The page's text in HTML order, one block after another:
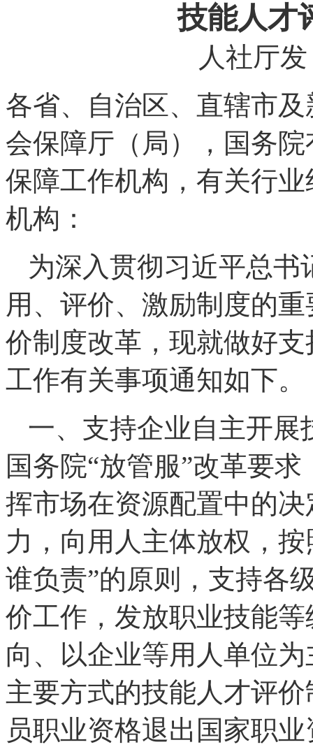
技能人才
人社厅
各省、自治区、直辖市
会保障厅（局），国务
保障工作机构，有关行
机构：
为深入贯彻习近平总
用、评价、激励制度的
价制度改革，现就做好
工作有关事项通知如下。
一、支持企业自主开展
国务院“放管服”改革要
挥市场在资源配置中的
力，向用人主体放权，
谁负责”的原则，支持各
价工作，发放职业技能
向、以企业等用人单位
主要方式的技能人才评
员职业资格退出国家职